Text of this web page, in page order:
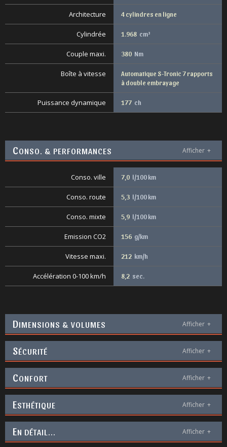
Architecture 4 cylindres en ligne
Cylindrée 1.968 cm³
Couple maxi. 380 Nm
Boîte à vitesse
Automatique S-Tronic 7 rapports
à double embrayage
Puissance dynamique 177 ch
CONSO. & PERFORMANCES Afficher +
Conso. ville 7,0 l/100 km
Conso. route 5,3 l/100 km
Conso. mixte 5,9 l/100 km
Emission CO2 156 g/km
Vitesse maxi. 212 km/h
Accélération 0-100 km/h 8,2 sec.
DIMENSIONS & VOLUMES Afficher +
SÉCURITÉ Afficher +
CONFORT Afficher +
ESTHÉTIQUE Afficher +
EN DÉTAIL... Afficher +